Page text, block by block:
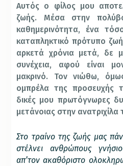
Αυτός ο φίλος μου
ζωής. Μέσα στην
καθημερινότητα, ένα
καταπληκτικό πρότυπο
αρκετά χρόνια μετά, δε
συνέχεια, αφού είναι
μακρινό. Τον νιώθω,
ομπρέλα της προσευχής
δικές μου πρωτόγνωρες
μετάνοιας στην ανατριχίλα
Στο τραίνο της ζωής μας
στέλνει ανθρώπους
απ’τον ακαθόριστο